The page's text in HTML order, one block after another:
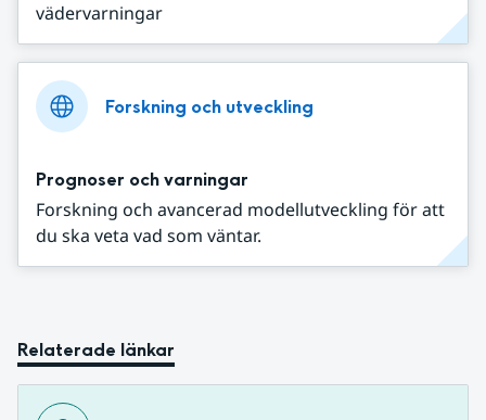
vädervarningar
Forskning och utveckling
Prognoser och varningar
Forskning och avancerad modellutveckling för att
du ska veta vad som väntar.
Relaterade länkar